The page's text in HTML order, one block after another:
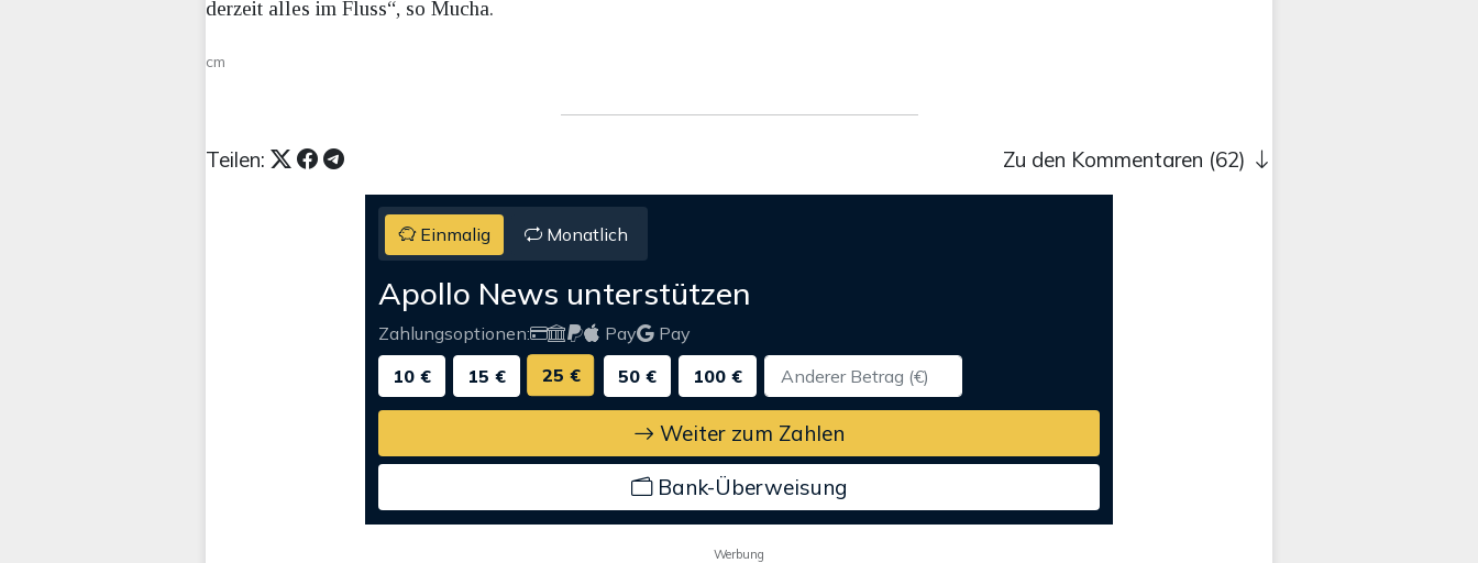
derzeit alles im Fluss“, so Mucha.
cm
Teilen: Zu den Kommentaren (62)
Einmalig Monatlich
Apollo News unterstützen
Zahlungsoptionen: Pay
Pay
10 €
15 € 25 € 50 € 100 €
Weiter zum Zahlen
Bank-Überweisung
Werbung